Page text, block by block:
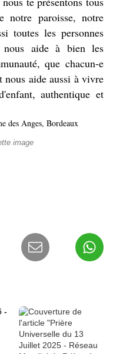
notre paroisse, notre
toutes les personnes
aide à bien les
que chacun-e
aide aussi à vivre
authentique et
des Anges, Bordeaux
image
-